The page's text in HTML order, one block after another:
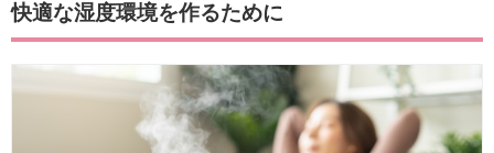
快適な湿度環境を作るために